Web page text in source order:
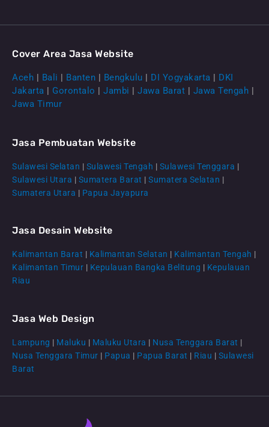
CS Lenteraweb
Cover Area Jasa Website
Aceh | Bali | Banten | Bengkulu | DI Yogyakarta | DKI
Jakarta | Gorontalo | Jambi | Jawa Barat | Jawa Tengah |
Jawa Timur
Jasa Pembuatan Website
Sulawesi Selatan | Sulawesi Tengah | Sulawesi Tenggara |
Sulawesi Utara | Sumatera Barat | Sumatera Selatan |
Sumatera Utara | Papua Jayapura
Jasa Desain Website
Kalimantan Barat | Kalimantan Selatan | Kalimantan Tengah |
Kalimantan Timur | Kepulauan Bangka Belitung | Kepulauan
Riau
Jasa Web Design
Lampung | Maluku | Maluku Utara | Nusa Tenggara Barat |
Nusa Tenggara Timur | Papua | Papua Barat | Riau | Sulawesi
Barat